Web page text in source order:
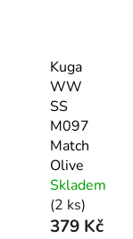
Kuga
WW
SS
M097
Match
Olive
Skladem
(2 ks)
379 Kč